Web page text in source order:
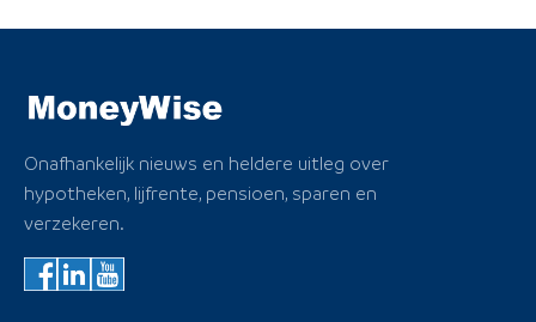
Onafhankelijk nieuws en heldere uitleg over
hypotheken, lijfrente, pensioen, sparen en
verzekeren.